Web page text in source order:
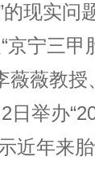
的现实问
京宁三
薇薇教
日举办
近年来